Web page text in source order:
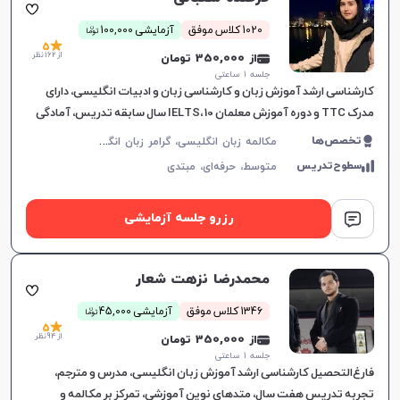
1020 کلاس موفق آزمایشی 100,000 توما
ن
از 350,000 تومان
جلسه ۱ ساعتی
5
از 162 نظر
کارشناسی ارشد آموزش زبان و کارشناسی زبان و ادبیات انگلیسی، دارای
مدرک TTC و دوره آموزش معلمان IELTS، 10 سال سابقه تدریس، آمادگی
برای آزمون آیلتس، تدریس کتاب محور و بدون کتاب.
تخصص‌ها م
کالمه زبان انگلیسی، گرامر زبان انگلیسی، زبان انگلیسی آمریکایی، زبان انگلیسی کنکور سراسری، زبان انگلیسی هفتم دبیرستان، زبان انگلیسی هشتم دبیرستان، زبان انگلیسی نهم دبیرستان، زبان انگلیسی دهم دبیرستان، زبان انگلیسی یازدهم دبیرستان، زبان انگلیسی دوازدهم دبیرستان، زبان انگلیسی عمومی، زبان انگلیسی کنکور کاردانی
سطوح‌تدریس متوسط،حرفه‌ای، مبتدی
رزرو جلسه آزمایشی
محمدرضا نزهت شعار
1346 کلاس موفق آزمایشی 45,000 توما
ن
از 350,000 تومان
جلسه ۱ ساعتی
5
از 94 نظر
فارغ‌التحصیل کارشناسی ارشد آموزش زبان انگلیسی، مدرس و مترجم،
تجربه تدریس هفت سال، متدهای نوین آموزشی، تمرکز بر مکالمه و